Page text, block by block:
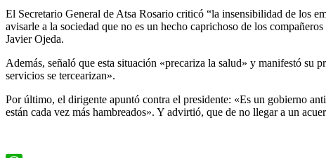
El Secretario General de Atsa Rosario criticó “la insensibilidad de los
avisarle a la sociedad que no es un hecho caprichoso de los
Javier Ojeda.
Además, señaló que esta situación «precariza la salud» y manifestó su
servicios se tercearizan».
Por último, el dirigente apuntó contra el presidente: «Es un gobierno
están cada vez más hambreados». Y advirtió, que de no llegar a un